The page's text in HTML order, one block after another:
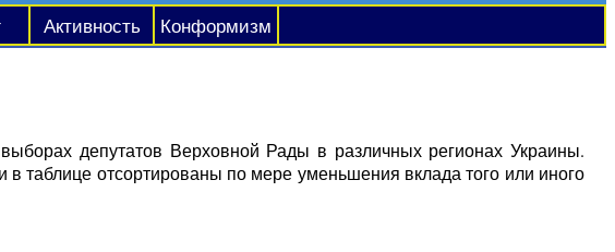
Активность Конформизм
депутатов Верховной Рады в различных регионах Украины.
таблице отсортированы по мере уменьшения вклада того или иного